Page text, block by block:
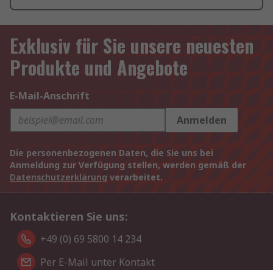
Exklusiv für Sie unsere neuesten
Produkte und Angebote
E-Mail-Anschrift
Anmelden
Die personenbezogenen Daten, die Sie uns bei
Anmeldung zur Verfügung stellen, werden gemäß der
Datenschutzerklärung verarbeitet.
Kontaktieren Sie uns:
+49 (0) 69 5800 14 234
Per E-Mail unter Kontakt